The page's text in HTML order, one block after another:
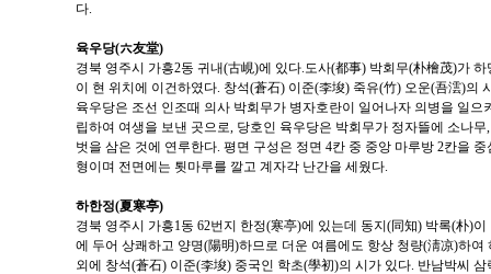
다.
육우당(六友堂)
경북 영주시 가흥2동 귀내(古峴)에 있다.도사(都事) 박회무(朴檜茂)가
이 현 위치에 이건하였다. 창석(蒼石) 이준(李埈) 죽유(竹) 오운(吾澐)의
육우당은 조선 인조때 의사 박회무가 병자호란이 일어나자 의병을 일
립하여 여생을 보낸 곳으로, 당호인 육우당은 박회무가 정자뜰에 소나
벗을 삼은 것에 연루한다. 평면 구성은 정면 4칸 중 중앙 마루방 2칸을
형이며 전면에는 툇마루를 깔고 계자각 난간을 세웠다.
하한정(夏寒亭)
경북 영주시 가흥1동 62번지 한정(寒亭)에 있는데 동지(同知) 박록(朴)
에 두어 상쾌하고 양명(陽明)하므로 더운 여름에도 항상 청량(淸凉)하
외에 창석(蒼石) 이준(李埈) 중국인 학초(學初)의 시가 있다. 반남박씨